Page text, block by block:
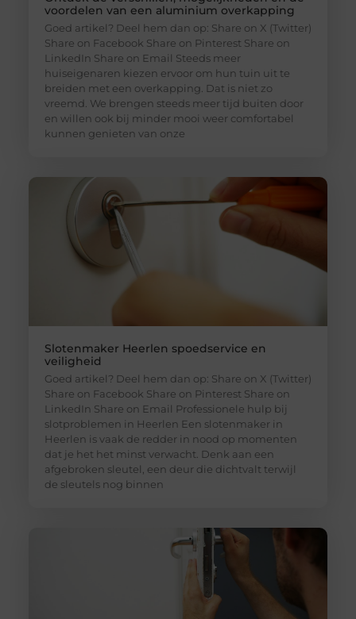
voordelen van een aluminium overkapping
Goed artikel? Deel hem dan op: Share on X (Twitter)
Share on Facebook Share on Pinterest Share on
LinkedIn Share on Email Steeds meer
huiseigenaren kiezen ervoor om hun tuin uit te
breiden met een overkapping. Dat is niet zo
vreemd. We brengen steeds meer tijd buiten door
en willen ook bij minder mooi weer comfortabel
kunnen genieten van onze
Slotenmaker Heerlen spoedservice en
veiligheid
Goed artikel? Deel hem dan op: Share on X (Twitter)
Share on Facebook Share on Pinterest Share on
LinkedIn Share on Email Professionele hulp bij
slotproblemen in Heerlen Een slotenmaker in
Heerlen is vaak de redder in nood op momenten
dat je het het minst verwacht. Denk aan een
afgebroken sleutel, een deur die dichtvalt terwijl
de sleutels nog binnen